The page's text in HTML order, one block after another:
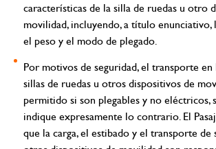
características de la silla de ruedas u otro
movilidad, incluyendo, a título enunciativo,
el peso y el modo de plegado.
Por motivos de seguridad, el transporte en
sillas de ruedas u otros dispositivos de
permitido si son plegables y no eléctricos,
indique expresamente lo contrario. El
que la carga, el estibado y el transporte de